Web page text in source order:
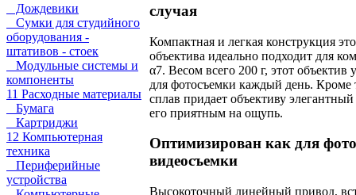
Дождевики
Сумки для студийного
оборудования -
штативов - стоек
Модульные системы и
компоненты
11 Расходные материалы
Бумага
Картриджи
12 Компьютерная
техника
Периферийные
устройства
случая
Компактная и легкая конструкция
объектива идеально подходит для
α7. Весом всего 200 г, этот объектив
для фотосъемки каждый день.
сплав придает объективу
его приятным на ощупь.
Оптимизирован как для
видеосъемки
Высокоточный линейный привод,